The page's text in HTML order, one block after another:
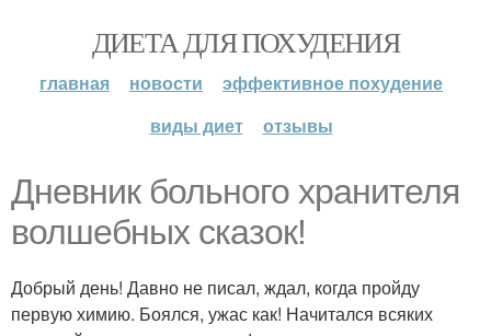
ДИЕТА ДЛЯ ПОХУДЕНИЯ
главная новости
эффективное похудение
виды диет
отзывы
Дневник больного хранителя
волшебных сказок!
Добрый день! Давно не писал, ждал, когда пройду
первую химию. Боялся, ужас как! Начитался всяких